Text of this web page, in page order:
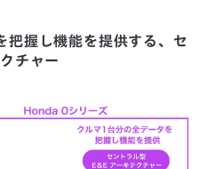
把握し機能を提供する、セ
チャー